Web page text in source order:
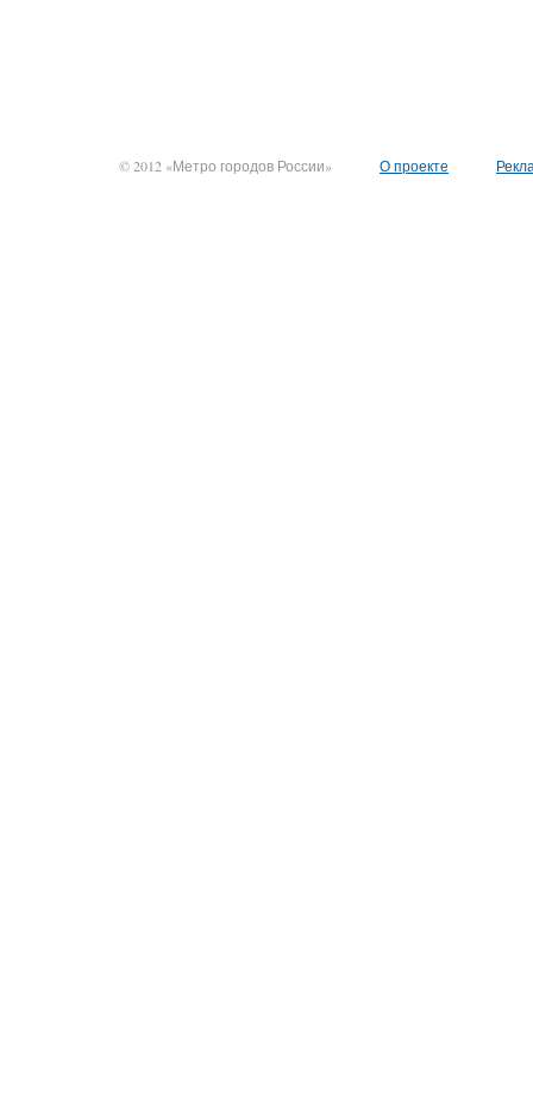
© 2012 «Метро городов России» О проекте